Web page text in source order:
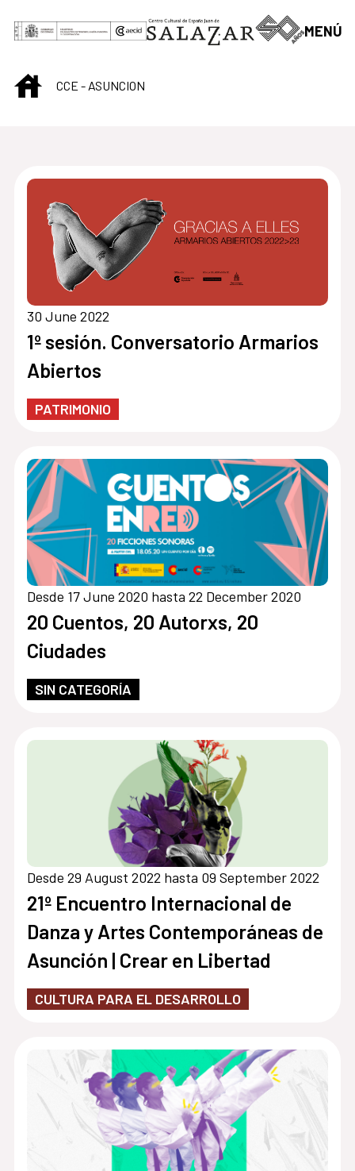
MENÚ
INICIOCCE - ASUNCION
30 June 2022
1º sesión. Conversatorio Armarios
Abiertos
PATRIMONIO
Desde 17 June 2020 hasta 22 December 2020
20 Cuentos, 20 Autorxs, 20
Ciudades
SIN CATEGORÍA
Desde 29 August 2022 hasta 09 September 2022
21º Encuentro Internacional de
Danza y Artes Contemporáneas de
Asunción | Crear en Libertad
CULTURA PARA EL DESARROLLO